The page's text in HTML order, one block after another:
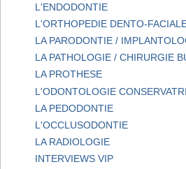
L'ENDODONTIE
L'ORTHOPEDIE DENTO-
LA PARODONTIE /
LA PATHOLOGIE / CHIRURGIE
LA PROTHESE
L'ODONTOLOGIE
LA PEDODONTIE
L'OCCLUSODONTIE
LA RADIOLOGIE
INTERVIEWS VIP